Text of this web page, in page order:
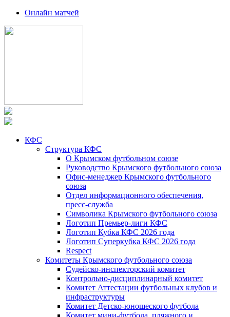
Онлайн матчей
КФС
Структура КФС
О Крымском футбольном союзе
Руководство Крымского футбольного союза
Офис-менеджер Крымского футбольного
союза
Отдел информационного обеспечения,
пресс-служба
Символика Крымского футбольного союза
Логотип Премьер-лиги КФС
Логотип Кубка КФС 2026 года
Логотип Суперкубка КФС 2026 года
Respect
Комитеты Крымского футбольного союза
Судейско-инспекторский комитет
Контрольно-дисциплинарный комитет
Комитет Аттестации футбольных клубов и
инфраструктуры
Комитет Детско-юношеского футбола
Комитет мини-футбола, пляжного и